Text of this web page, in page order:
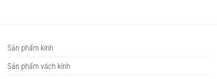
Sản phẩm kính
Sản phẩm vách kính